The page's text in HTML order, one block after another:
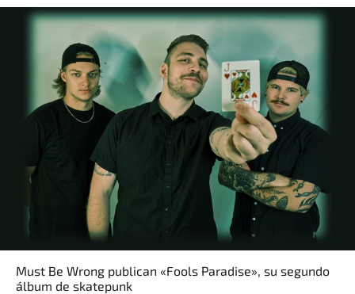
Must Be Wrong publican «Fools Paradise», su segundo
álbum de skatepunk